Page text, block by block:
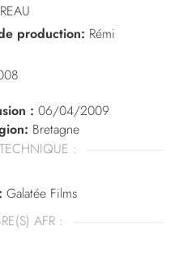
production: Rémi
:06/04/2009
Bretagne
:
Galatée Films
AFR :